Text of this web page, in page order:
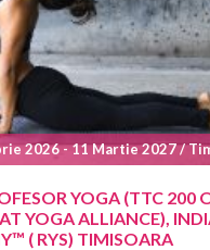
2026 - 11 Martie 2027 /
YOGA (TTC 200
YOGA ALLIANCE),
( RYS) TIMISOARA